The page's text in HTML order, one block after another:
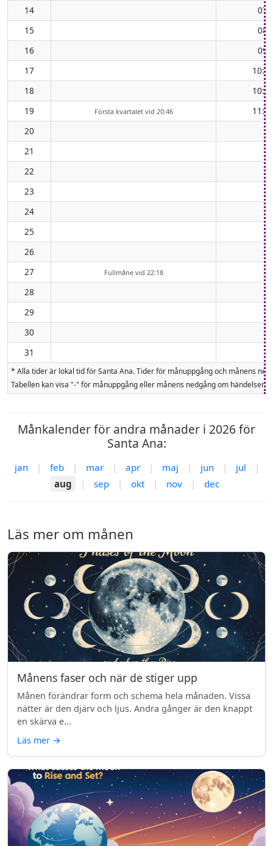
14
15
16
17
18
19 Första kvartalet vid 20:46
20
21
22
23
24
25
26
27
Fullmåne vid 22:18
28
29
30
31
* Alla tider är lokal tid för Santa Ana. Tider för månuppgång och månens
Tabellen kan visa "-" för månuppgång eller månens nedgång om
Månkalender för andra månader i 2026 för
Santa Ana:
jan | feb | mar | apr | maj | jun | jul
|
aug
| sep | okt | nov | dec
Läs mer om månen
Månens faser och när de stiger upp
Månen förändrar form och schema hela månaden. Vissa
nätter är den djärv och ljus. Andra gånger är den knappt
en skärva e...
Läs mer →